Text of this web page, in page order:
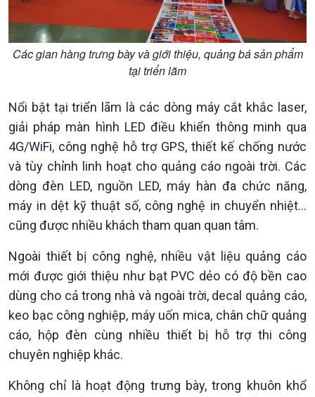
Văn hoá & Du lịch
Tin Văn hoá & Du lịch
Câu chuyện Thể thao
Multimedia
Ảnh
Infographic
E-Magazine
Các gian hàng trưng bày và giới thiệu, quảng bá sản phẩm
tại triển lãm
Nổi bật tại triển lãm là các dòng máy cắt khắc laser,
giải pháp màn hình LED điều khiển thông minh qua
4G/WiFi, công nghệ hỗ trợ GPS, thiết kế chống nước
và tùy chỉnh linh hoạt cho quảng cáo ngoài trời. Các
dòng đèn LED, nguồn LED, máy hàn đa chức năng,
máy in dệt kỹ thuật số, công nghệ in chuyển nhiệt…
cũng được nhiều khách tham quan quan tâm.
Ngoài thiết bị công nghệ, nhiều vật liệu quảng cáo
mới được giới thiệu như bạt PVC dẻo có độ bền cao
dùng cho cả trong nhà và ngoài trời, decal quảng cáo,
keo bạc công nghiệp, máy uốn mica, chân chữ quảng
cáo, hộp đèn cùng nhiều thiết bị hỗ trợ thi công
chuyên nghiệp khác.
Không chỉ là hoạt động trưng bày, trong khuôn khổ